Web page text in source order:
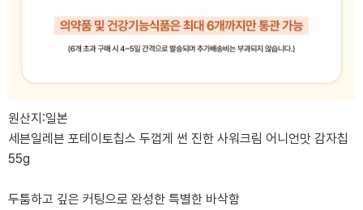
원산지:일본
세븐일레븐 포테이토칩스 두껍게 썬 진한 사워크림 어니언맛 감자칩
55g
두툼하고 깊은 커팅으로 완성한 특별한 바삭함